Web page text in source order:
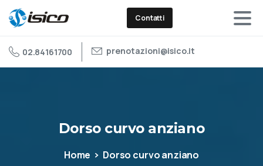
Contatti
02.84161700 prenotazioni@isico.it
Dorso curvo anziano
Home Dorso curvo anziano